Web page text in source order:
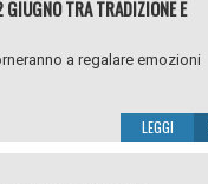
TRA TRADIZIONE E
a regalare emozioni
LEGGI